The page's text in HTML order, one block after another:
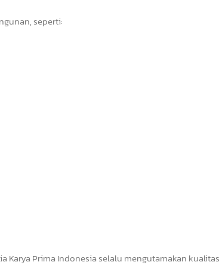
seperti:
Karya Prima Indonesia selalu mengutamakan